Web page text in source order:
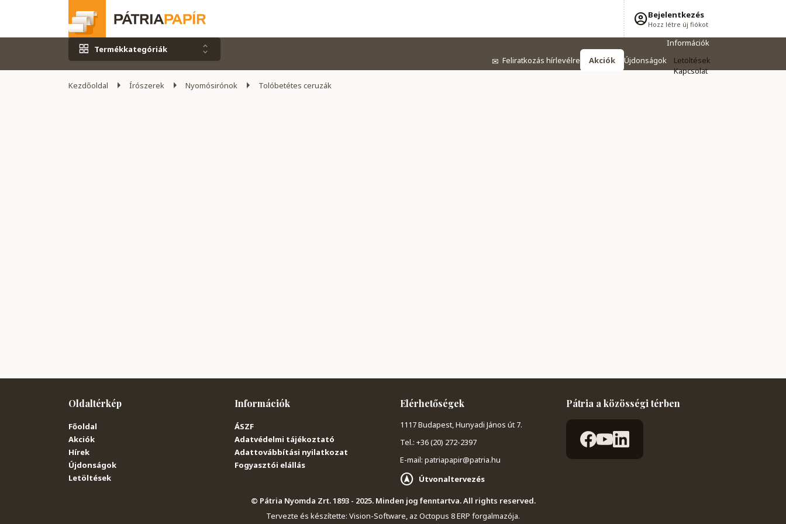
Bejelentkezés
Hozz létre új fiókot
Termékkategóriák
✉ Feliratkozás hírlevélre Akciók Újdonságok
Információk
Letöltések
Kapcsolat
Kezdőoldal
Írószerek Nyomósirónok Tolóbetétes ceruzák
Oldaltérkép
Főoldal
Akciók
Hírek
Újdonságok
Letöltések
Információk
ÁSZF
Adatvédelmi tájékoztató
Adattovábbítási nyilatkozat
Fogyasztói elállás
Elérhetőségek
1117 Budapest, Hunyadi János út 7.
Tel.: +36 (20) 272-2397
E-mail: patriapapir@patria.hu
Útvonaltervezés
Pátria a közösségi térben
© Pátria Nyomda Zrt. 1893 - 2025. Minden jog fenntartva. All rights reserved.
Tervezte és készítette: Vision-Software, az Octopus 8 ERP forgalmazója.